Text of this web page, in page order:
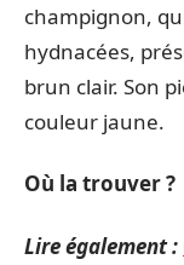
champignon,
hydnacées,
brun clair. Son
couleur jaune.
Où la trouver ?
Lire également :